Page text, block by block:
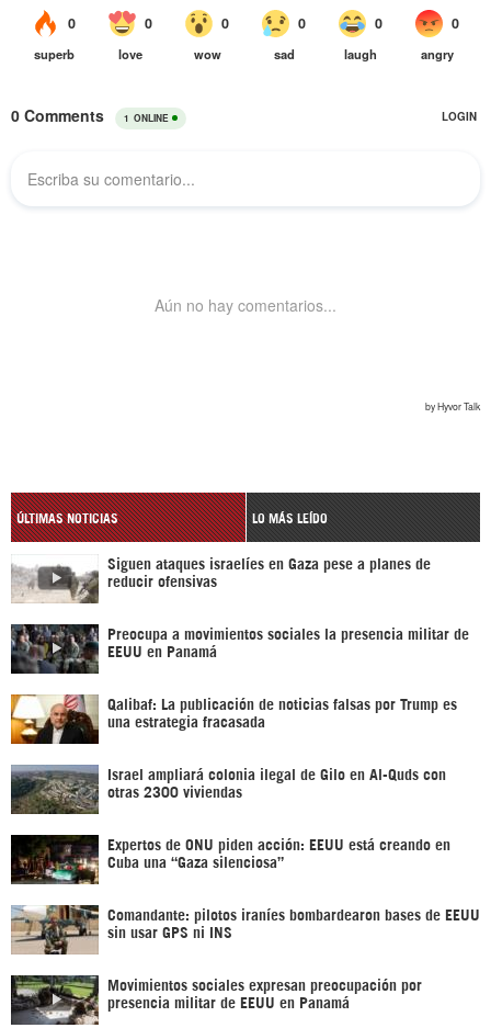
ÚLTIMAS NOTICIAS LO MÁS LEÍDO
Siguen ataques israelíes en Gaza pese a planes de
reducir ofensivas
Preocupa a movimientos sociales la presencia militar de
EEUU en Panamá
Qalibaf: La publicación de noticias falsas por Trump es
una estrategia fracasada
Israel ampliará colonia ilegal de Gilo en Al-Quds con
otras 2300 viviendas
Expertos de ONU piden acción: EEUU está creando en
Cuba una “Gaza silenciosa”
Comandante: pilotos iraníes bombardearon bases de EEUU
sin usar GPS ni INS
Movimientos sociales expresan preocupación por
presencia militar de EEUU en Panamá